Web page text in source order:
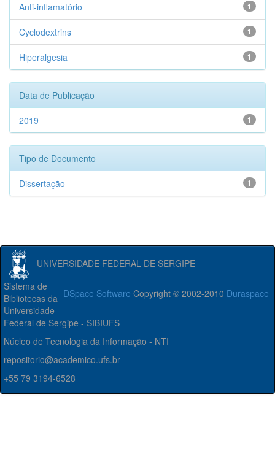
1
Anti-inflamatório
1
Cyclodextrins
1
Hiperalgesia
Data de Publicação
1
2019
Tipo de Documento
1
Dissertação
UNIVERSIDADE FEDERAL DE SERGIPE
DSpace Software Copyright © 2002-2010 Duraspace
Sistema de
Bibliotecas da
Universidade
Federal de Sergipe - SIBIUFS
Núcleo de Tecnologia da Informação - NTI
repositorio@academico.ufs.br
+55 79 3194-6528